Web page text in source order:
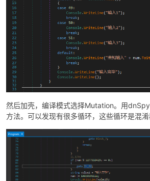
然后加壳，编译模式选择Mutation。用
方法。可以发现有很多循环，这些循环是混淆